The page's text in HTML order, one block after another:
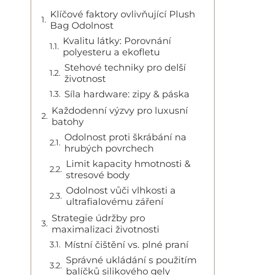
Klíčové faktory ovlivňující Plush
Bag Odolnost
Kvalitu látky: Porovnání
polyesteru a ekofletu
Stehové techniky pro delší
životnost
Síla hardware: zipy & páska
Každodenní výzvy pro luxusní
batohy
Odolnost proti škrábání na
hrubých povrchech
Limit kapacity hmotnosti &
stresové body
Odolnost vůči vlhkosti a
ultrafialovému záření
Strategie údržby pro
maximalizaci životnosti
Místní čištění vs. plné praní
Správné ukládání s použitím
balíčků silikového gely